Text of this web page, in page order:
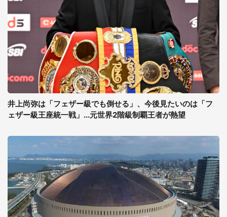
井上尚弥は「フェザー級でも倒せる」、今後見たいのは「フ
ェザー級王座統一戦」...元世界2階級制覇王者が熱望